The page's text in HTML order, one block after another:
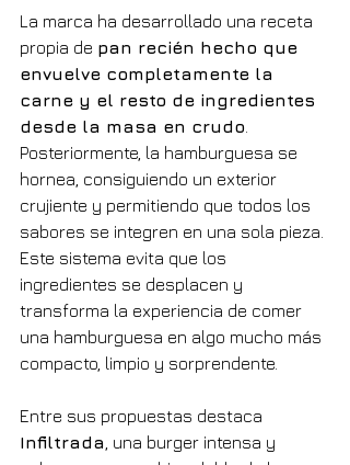
La marca ha desarrollado una receta
propia de pan recién hecho que
envuelve completamente la
carne y el resto de ingredientes
desde la masa en crudo
Posteriormente, la hamburguesa se
hornea, consiguiendo un exterior
crujiente y permitiendo que todos los
sabores se integren en una sola pieza.
Este sistema evita que los
ingredientes se desplacen y
transforma la experiencia de comer
una hamburguesa en algo mucho más
compacto, limpio y sorprendente.
Entre sus propuestas destaca
Infiltrada , una burger intensa y